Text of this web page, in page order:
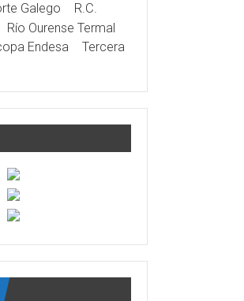
Galego
R.C.
Río Ourense Termal
Endesa
Tercera